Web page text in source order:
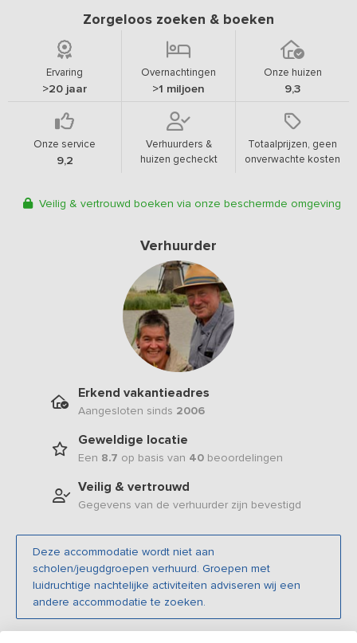
Zorgeloos zoeken & boeken
Ervaring
>20 jaar
Overnachtingen
>1 miljoen
Onze huizen
9,3
Onze service
9,2
Verhuurders &
huizen gecheckt
Totaalprijzen, geen
onverwachte kosten
Veilig & vertrouwd boeken via onze beschermde omgeving
Verhuurder
Erkend vakantieadres
Aangesloten sinds 2006
Geweldige locatie
Een 8.7 op basis van 40 beoordelingen
Veilig & vertrouwd
Gegevens van de verhuurder zijn bevestigd
Deze accommodatie wordt niet aan
scholen/jeugdgroepen verhuurd. Groepen met
luidruchtige nachtelijke activiteiten adviseren wij een
andere accommodatie te zoeken.